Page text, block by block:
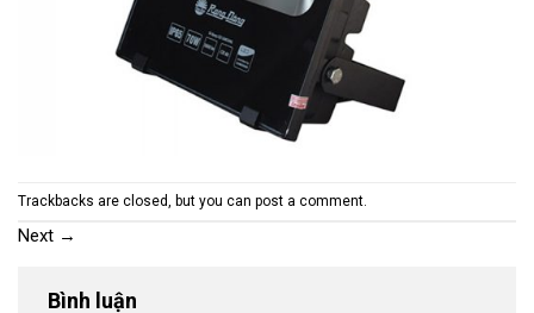
Trackbacks are closed, but you can post a comment.
Next →
Bình luận